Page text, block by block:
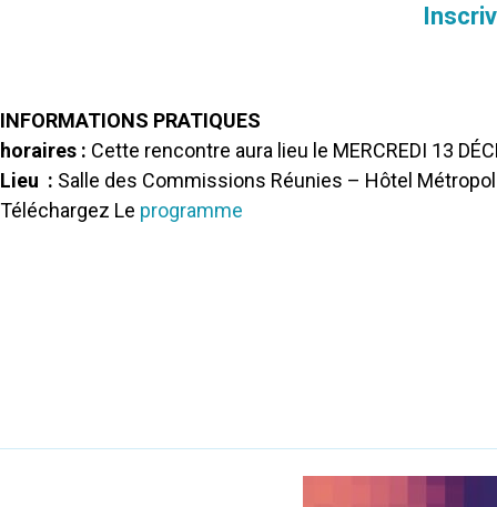
INFORMATIONS PRATIQUES
horaires : Cette rencontre aura lieu le MERCREDI 13
Lieu : Salle des Commissions Réunies – Hôtel
Téléchargez Le programme